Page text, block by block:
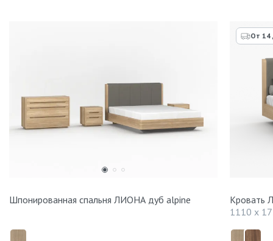
Шпонированная спальня ЛИОНА дуб alpine
От 14
Кровать
1110 x